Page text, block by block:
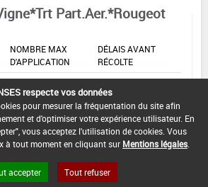
Part.Aer.*Rougeot
NOMBRE MAX
D'APPLICATION
DÉLAIS AVANT
RÉCOLTE
-
ENTRE APPLICATIONS :
L'USAGE :
respecte vos données
pour mesurer la fréquentation du site afin
et d'optimiser votre expérience utilisateur. En
vous acceptez l'utilisation de cookies. Vous
à tout moment en cliquant sur Mentions légales
accepter Tout refuser